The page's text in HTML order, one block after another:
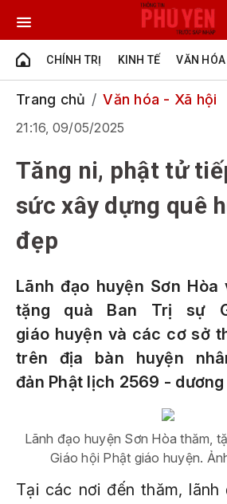
CHÍNH TRỊ KINH TẾ VĂN
Trang chủ Văn hóa - Xã hội
21:16, 09/05/2025
Tăng ni, phật tử
sức xây dựng quê
đẹp
Lãnh đạo huyện Sơn Hòa
tặng quà Ban Trị sự
giáo huyện và các cơ sở
trên địa bàn huyện
đản Phật lịch 2569 -
Lãnh đạo huyện Sơn Hòa thăm,
Giáo hội Phật giáo huyện.
Tại các nơi đến thăm, lãnh